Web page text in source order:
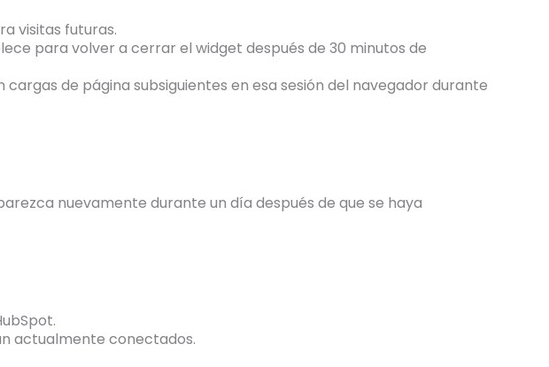
visitas futuras.
para volver a cerrar el widget después de 30 minutos de
de página subsiguientes en esa sesión del navegador durante
nuevamente durante un día después de que se haya
actualmente conectados.